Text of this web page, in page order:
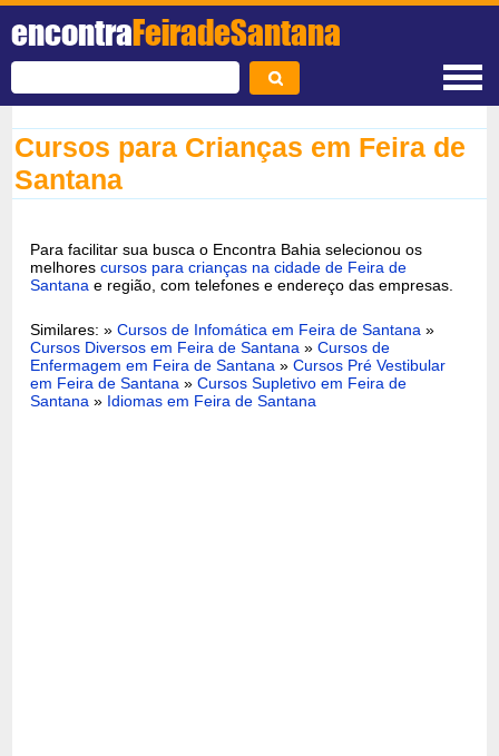
encontraFeiradeSantana
Cursos para Crianças em Feira de
Santana
Para facilitar sua busca o Encontra Bahia selecionou os
melhorescursos para crianças na cidade de Feira de
Santana e região, com telefones e endereço das empresas.
Similares: »Cursos de Infomática em Feira de Santana »
Cursos Diversos em Feira de Santana »Cursos de
Enfermagem em Feira de Santana »Cursos Pré Vestibular
em Feira de Santana »Cursos Supletivo em Feira de
Santana » Idiomas em Feira de Santana